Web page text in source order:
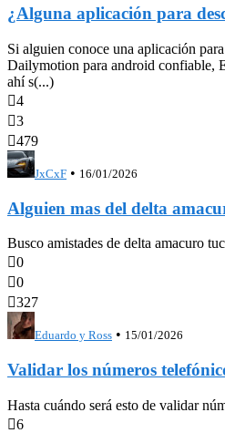
¿Alguna aplicación para
Si alguien conoce una aplicación
Dailymotion para android confiable,
ahí s(...)
4
3
479
JxCxF • 16/01/2026
Alguien mas del delta
Busco amistades de delta amacuro
0
0
327
Eduardo y Ross • 15/01/2026
Validar los números
Hasta cuándo será esto de validar
6